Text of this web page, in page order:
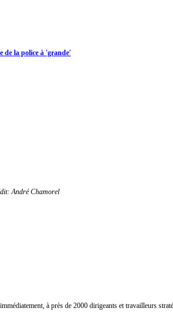
de la police à 'grande'
André Chamorel
à près de 2000 dirigeants et travailleurs